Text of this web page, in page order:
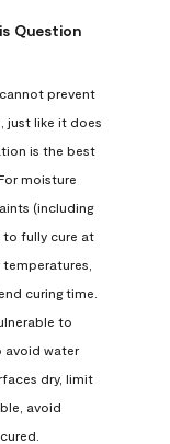
Question
prevent
just like it does
is the best
moisture
(including
to fully cure at
curing time.
to
avoid water
dry, limit
avoid